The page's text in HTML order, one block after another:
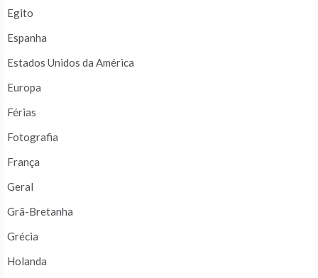
Egito
Espanha
Estados Unidos da América
Europa
Férias
Fotografia
França
Geral
Grã-Bretanha
Grécia
Holanda